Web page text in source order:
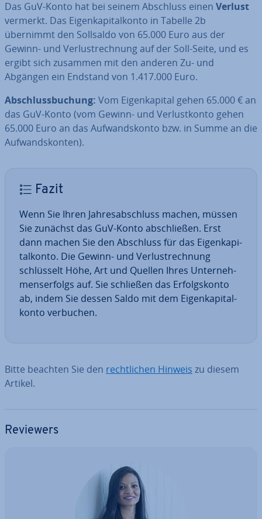
Das GuV-Konto hat bei seinem Abschluss einen Verlust
vermerkt. Das Ei­gen­ka­pi­tal­kon­to in Tabelle 2b
übernimmt den Sollsaldo von 65.000 Euro aus der
Gewinn- und Ver­lust­rech­nung auf der Soll-Seite, und es
ergibt sich zusammen mit den anderen Zu- und
Abgängen ein Endstand von 1.417.000 Euro.
Ab­schluss­bu­chung: Vom Ei­gen­ka­pi­tal gehen 65.000 € an
das GuV-Konto (vom Gewinn- und Ver­lust­kon­to gehen
65.000 Euro an das Auf­wands­kon­to bzw. in Summe an die
Auf­wands­kon­ten).
Fazit
Wenn Sie Ihren Jah­res­ab­schluss machen, müssen
Sie zunächst das GuV-Konto ab­schlie­ßen. Erst
dann machen Sie den Abschluss für das Ei­gen­ka­pi­
tal­kon­to. Die Gewinn- und Ver­lust­rech­nung
schlüs­selt Höhe, Art und Quellen Ihres Un­ter­neh­
mens­er­folgs auf. Sie schließen das Er­folgs­kon­to
ab, indem Sie dessen Saldo mit dem Ei­gen­ka­pi­tal­
kon­to verbuchen.
Bitte beachten Sie den recht­li­chen Hinweis zu diesem
Artikel.
Reviewers